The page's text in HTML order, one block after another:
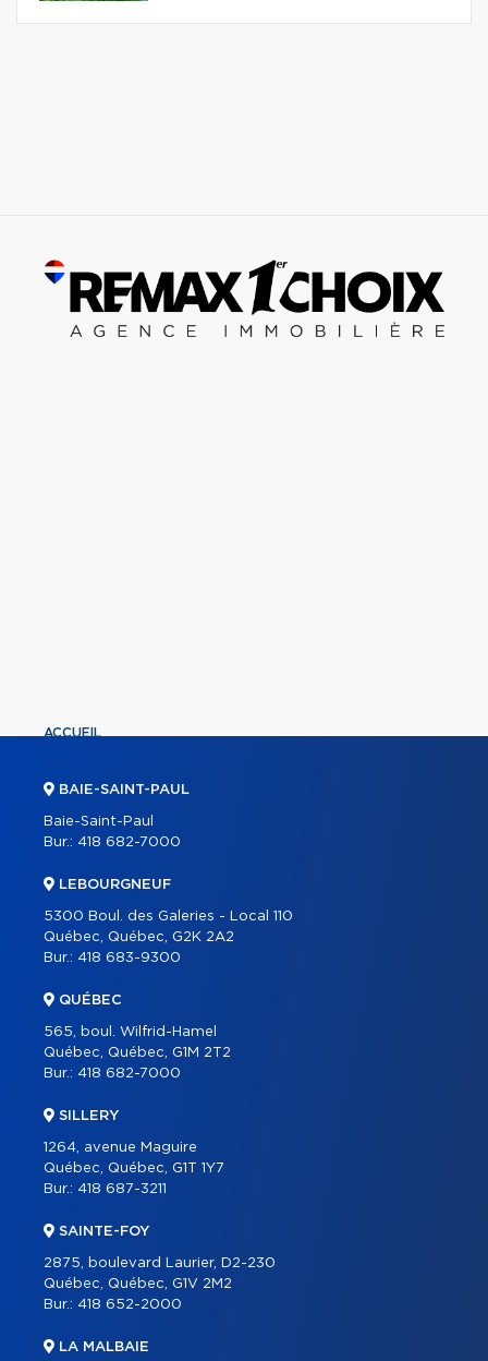
ACCUEIL
À PROPOS
OUTILS
PROGRAMMES
CARRIÈRE
BLOGUE
CONTACT
BAIE-SAINT-PAUL
Baie-Saint-Paul
Bur.: 418 682-7000
LEBOURGNEUF
5300 Boul. des Galeries - Local 110
Québec, Québec, G2K 2A2
Bur.: 418 683-9300
QUÉBEC
565, boul. Wilfrid-Hamel
Québec, Québec, G1M 2T2
Bur.: 418 682-7000
SILLERY
1264, avenue Maguire
Québec, Québec, G1T 1Y7
Bur.: 418 687-3211
SAINTE-FOY
2875, boulevard Laurier, D2-230
Québec, Québec, G1V 2M2
Bur.: 418 652-2000
LA MALBAIE